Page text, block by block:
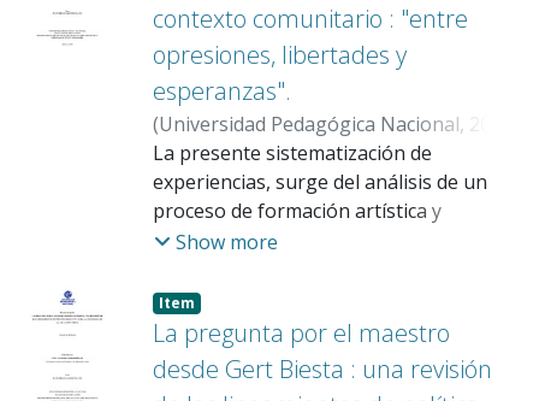
contexto comunitario : "entre
opresiones, libertades y
esperanzas".
(Universidad Pedagógica Nacional, 2026
Malaver Beltrán, Rolando;Galindo Olaya,
Juan Diego
La presente sistematización de
experiencias, surge del análisis de un
proceso de formación artística y
comunitaria, en el cual estuvieron
localidad de Ciudad Bolivar del distrito
capital, encargados de crear
colectivamente una canción con
perspectiva de territorio. A partir de esta
Show more
Item
La pregunta por el maestro
desde Gert Biesta : una revisión